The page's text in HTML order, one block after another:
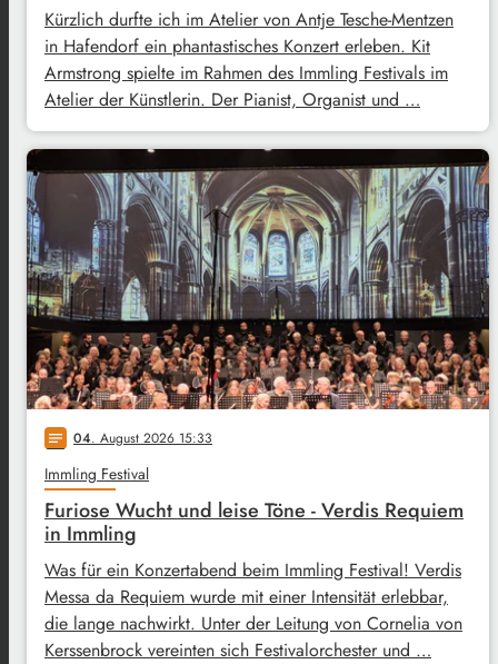
Kürzlich durfte ich im Atelier von Antje Tesche-Mentzen
in Hafendorf ein phantastisches Konzert erleben. Kit
Armstrong spielte im Rahmen des Immling Festivals im
Atelier der Künstlerin. Der Pianist, Organist und …
notes 04. August 2026 15:33
Immling Festival
Furiose Wucht und leise Töne - Verdis Requiem
in Immling
Was für ein Konzertabend beim Immling Festival! Verdis
Messa da Requiem wurde mit einer Intensität erlebbar,
die lange nachwirkt. Unter der Leitung von Cornelia von
Kerssenbrock vereinten sich Festivalorchester und …